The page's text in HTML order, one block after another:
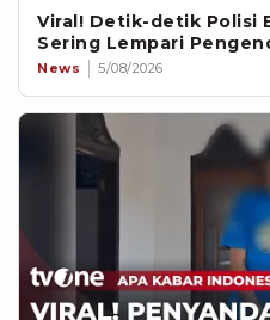
Viral! Detik-detik Polisi
Sering Lempari
News 5/08/2026